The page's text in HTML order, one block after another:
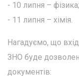
- 10 липня – фізика;
- 11 липня – хімія.
Нагадуємо, що
ЗНО буде
документів: